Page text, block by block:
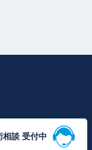
相談 受付中